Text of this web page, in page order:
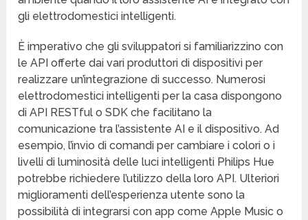
gli elettrodomestici intelligenti.
È imperativo che gli sviluppatori si familiarizzino con
le API offerte dai vari produttori di dispositivi per
realizzare un’integrazione di successo. Numerosi
elettrodomestici intelligenti per la casa dispongono
di API RESTful o SDK che facilitano la
comunicazione tra l’assistente AI e il dispositivo. Ad
esempio, l’invio di comandi per cambiare i colori o i
livelli di luminosità delle luci intelligenti Philips Hue
potrebbe richiedere l’utilizzo della loro API. Ulteriori
miglioramenti dell’esperienza utente sono la
possibilità di integrarsi con app come Apple Music o